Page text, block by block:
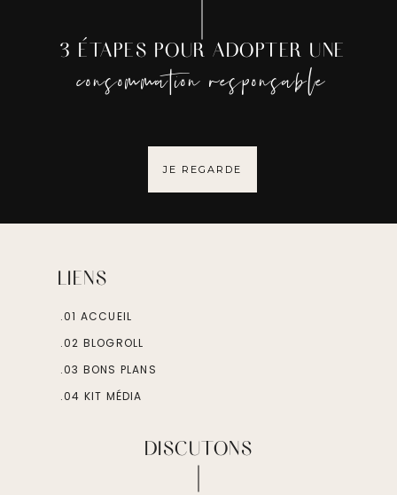
3 ÉTAPES POUR ADOPTER UNE
consommation responsable
JE REGARDE
LIENS
.01 ACCUEIL
.02 BLOGROLL
.03 BONS PLANS
.04 KIT MÉDIA
DISCUTONS